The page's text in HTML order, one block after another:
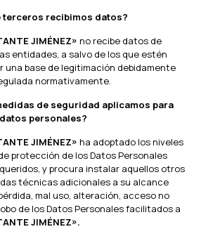
terceros recibimos datos?
JIMÉNEZ» no recibe datos de
entidades, a salvo de los que estén
una base de legitimación debidamente
normativamente.
de seguridad aplicamos para
personales?
JIMÉNEZ» ha adoptado los niveles
protección de los Datos Personales
y procura instalar aquellos otros
técnicas adicionales a su alcance
mal uso, alteración, acceso no
de los Datos Personales facilitados a
JIMÉNEZ».